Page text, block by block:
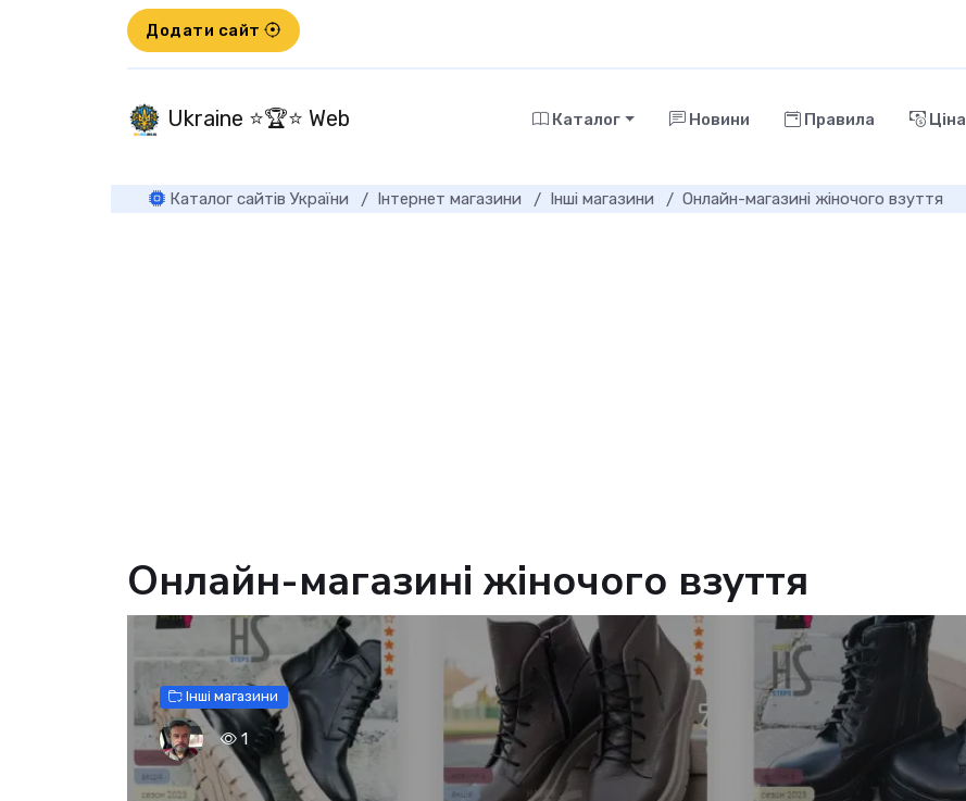
Додати сайт
Ukraine ⭐🏆⭐ Web Каталог Новини Правила Ціна
Каталог сайтів України Інтернет магазини Інші магазини Онлайн-магазині жіночого взуття
Онлайн-магазині жіночого взуття
Інші магазини
1